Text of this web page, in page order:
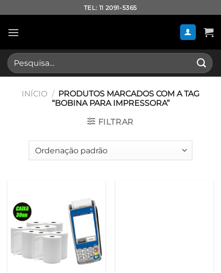
to
content
TEL: 11 2091-5365
Pesquisar
por:
INÍCIO / PRODUTOS MARCADOS COM A TAG
“BOBINA PARA IMPRESSORA”
FILTRAR